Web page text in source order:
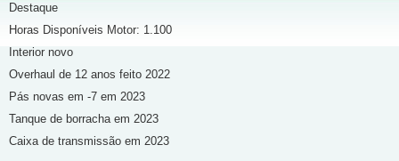
Destaque
Horas Disponíveis Motor: 1.100
Interior novo
Overhaul de 12 anos feito 2022
Pás novas em -7 em 2023
Tanque de borracha em 2023
Caixa de transmissão em 2023